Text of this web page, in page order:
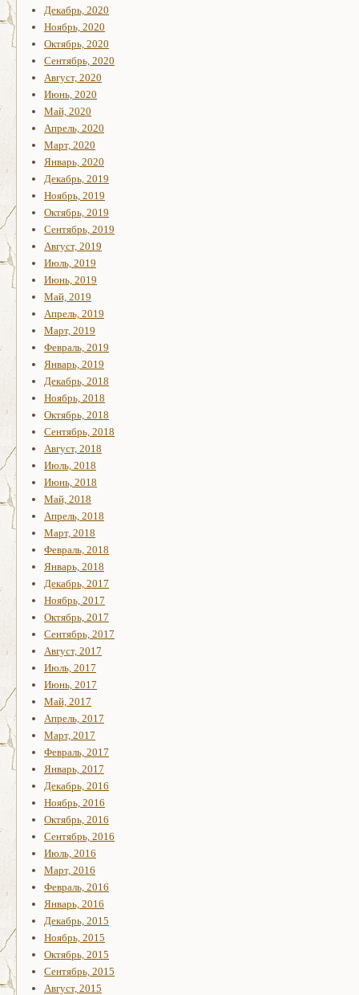
Декабрь, 2020
Ноябрь, 2020
Октябрь, 2020
Сентябрь, 2020
Август, 2020
Июнь, 2020
Май, 2020
Апрель, 2020
Март, 2020
Январь, 2020
Декабрь, 2019
Ноябрь, 2019
Октябрь, 2019
Сентябрь, 2019
Август, 2019
Июль, 2019
Июнь, 2019
Май, 2019
Апрель, 2019
Март, 2019
Февраль, 2019
Январь, 2019
Декабрь, 2018
Ноябрь, 2018
Октябрь, 2018
Сентябрь, 2018
Август, 2018
Июль, 2018
Июнь, 2018
Май, 2018
Апрель, 2018
Март, 2018
Февраль, 2018
Январь, 2018
Декабрь, 2017
Ноябрь, 2017
Октябрь, 2017
Сентябрь, 2017
Август, 2017
Июль, 2017
Июнь, 2017
Май, 2017
Апрель, 2017
Март, 2017
Февраль, 2017
Январь, 2017
Декабрь, 2016
Ноябрь, 2016
Октябрь, 2016
Сентябрь, 2016
Июль, 2016
Март, 2016
Февраль, 2016
Январь, 2016
Декабрь, 2015
Ноябрь, 2015
Октябрь, 2015
Сентябрь, 2015
Август, 2015